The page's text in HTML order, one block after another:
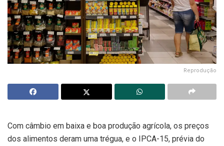
Reprodução
Com câmbio em baixa e boa produção agrícola, os preços
dos alimentos deram uma trégua, e o IPCA-15, prévia do